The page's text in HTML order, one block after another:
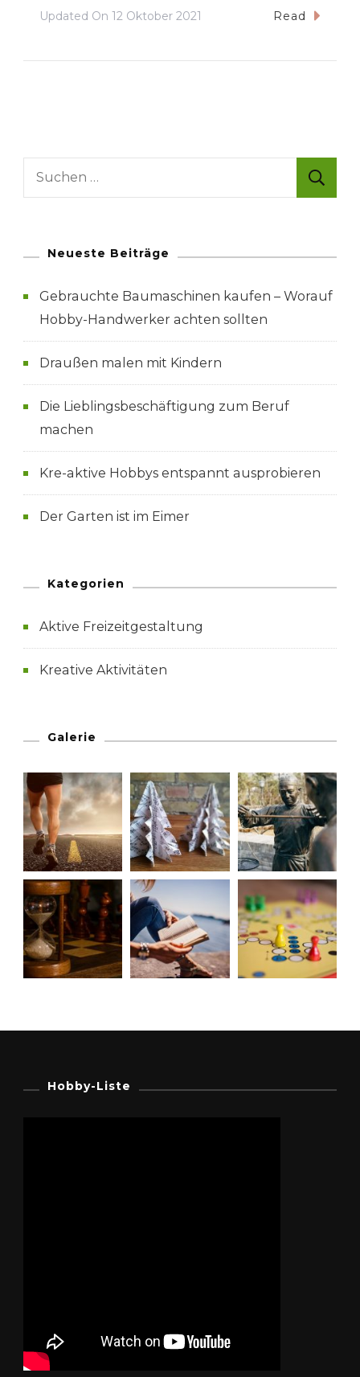
Updated On 12 Oktober 2021 Read
Suche
Neueste Beiträge
Gebrauchte Baumaschinen kaufen – Worauf
Hobby-Handwerker achten sollten
Draußen malen mit Kindern
Die Lieblingsbeschäftigung zum Beruf
machen
Kre-aktive Hobbys entspannt ausprobieren
Der Garten ist im Eimer
Kategorien
Aktive Freizeitgestaltung
Kreative Aktivitäten
Galerie
Hobby-Liste